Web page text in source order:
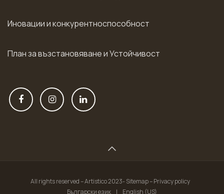
Иновации и конкурентноспособност
План за възстановяване и Устойчивост
All rights reserved – Artistico 2023- Sitemap – Privacy policy
Български език
| English (US)